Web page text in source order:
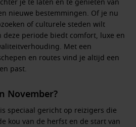
je te laten en te genieten van
nieuwe bestemmingen. Of je nu
of culturele steden wilt
deze periode biedt comfort, luxe en
Met een
en routes vind je altijd een
past.
November?
speciaal gericht op reizigers die
kou van de herfst en de start van